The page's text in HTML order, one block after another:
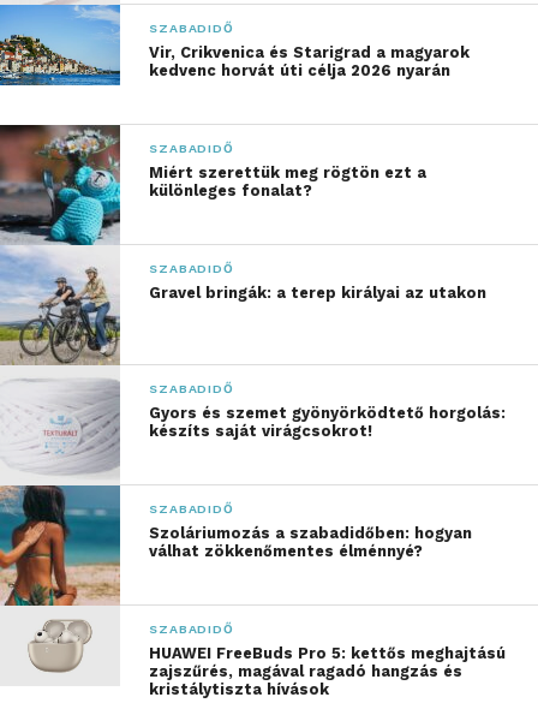
köbméternyi hulladékot gyűjtött össze a
dunaújvárosi Duna-parti zöldsávban. A fesztivál
programtáblája idén olyan előadókat sorakoztat fel,
Parno Graszt.
Hangolódj rá! További friss híreket talál
az1music.hufőoldalán! Kövesse a technológiai
híreket és csatlakozzon hozzánk a
SZABADIDŐ
Vir, Crikvenica és Starigrad a magyarok
kedvenc horvát úti célja 2026 nyarán
SZABADIDŐ
Miért szerettük meg rögtön ezt a
különleges fonalat?
SZABADIDŐ
Gravel bringák: a terep királyai az utakon
SZABADIDŐ
Gyors és szemet gyönyörködtető horgolás:
készíts saját virágcsokrot!
SZABADIDŐ
Szoláriumozás a szabadidőben: hogyan
válhat zökkenőmentes élménnyé?
SZABADIDŐ
HUAWEI FreeBuds Pro 5: kettős meghajtású
zajszűrés, magával ragadó hangzás és
kristálytiszta hívások